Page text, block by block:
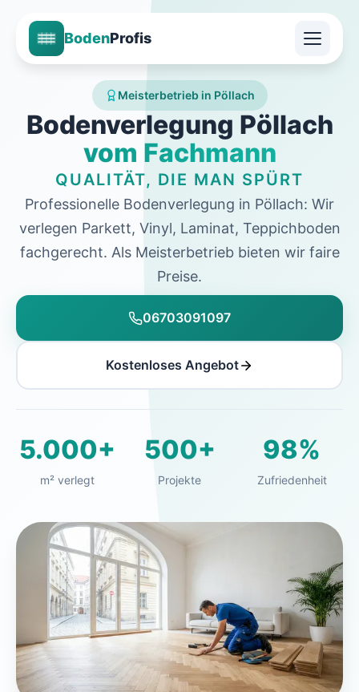
BodenProfis
Meisterbetrieb in Pöllach
Bodenverlegung Pöllach
vom Fachmann
QUALITÄT, DIE MAN SPÜRT
Professionelle Bodenverlegung in Pöllach: Wir
verlegen Parkett, Vinyl, Laminat, Teppichboden
fachgerecht. Als Meisterbetrieb bieten wir faire
Preise.
06703091097
Kostenloses Angebot
5.000+
m² verlegt
500+
Projekte
98%
Zufriedenheit